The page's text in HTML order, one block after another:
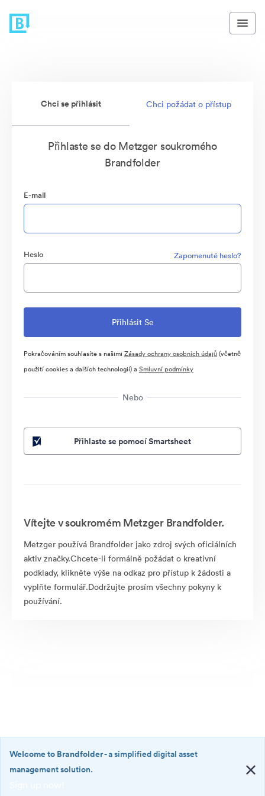
Chci se přihlásit Chci požádat o přístup
Přihlaste se do Metzger soukromého
Brandfolder
E-mail
Heslo Zapomenuté heslo?
Pokračováním souhlasíte s našimi Zásady ochrany osobních údajů(včetně
použití cookies a dalších technologií) a Smluvní podmínky
Nebo
Přihlaste se pomocí Smartsheet
Vítejte v soukromém Metzger Brandfolder.
Metzger používá Brandfolder jako zdroj svých oficiálních
aktiv značky.Chcete-li formálně požádat o kreativní
podklady, klikněte výše na odkaz pro přístup k žádosti a
vyplňte formulář.Dodržujte prosím všechny pokyny k
používání.
Welcome to Brandfolder- a simplified digital asset
management solution.